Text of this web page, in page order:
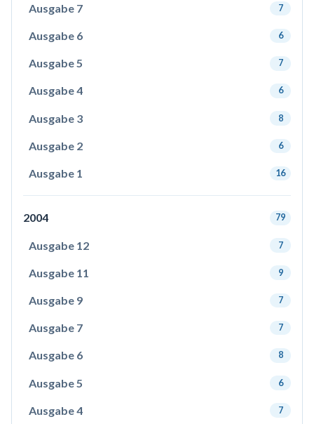
Ausgabe 7 7
Ausgabe 6 6
Ausgabe 5 7
Ausgabe 4 6
Ausgabe 3 8
Ausgabe 2 6
Ausgabe 1 16
2004 79
Ausgabe 12 7
Ausgabe 11 9
Ausgabe 9 7
Ausgabe 7 7
Ausgabe 6 8
Ausgabe 5 6
Ausgabe 4 7